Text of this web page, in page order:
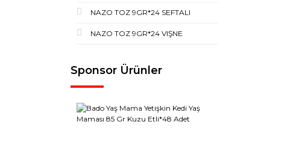
NAZO TOZ 9GR*24 SEFTALI
NAZO TOZ 9GR*24 VIŞNE
Sponsor Ürünler